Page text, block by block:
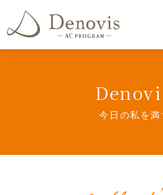
今日の私を満